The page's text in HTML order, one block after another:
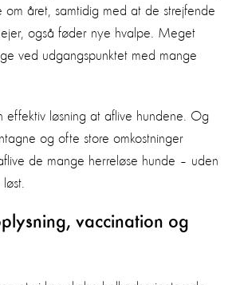
om året, samtidig med at de strejfende
også føder nye hvalpe. Meget
ved udgangspunktet med mange
effektiv løsning at aflive hundene. Og
og ofte store omkostninger
de mange herreløse hunde – uden
vaccination og